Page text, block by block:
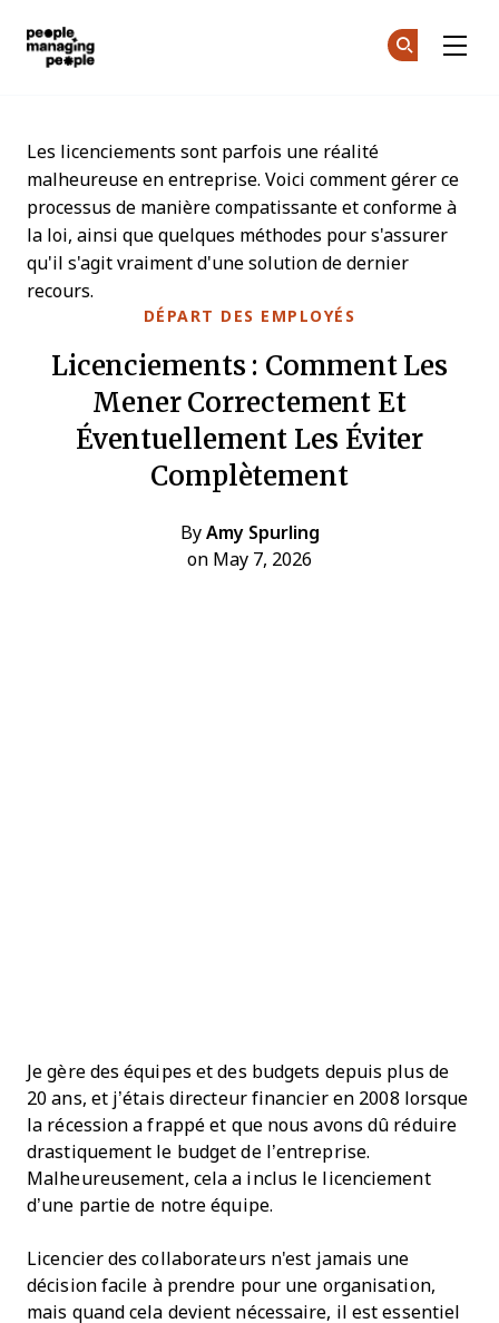
DÉPART DES EMPLOYÉS
Licenciements : Comment Les
Mener Correctement Et
Éventuellement Les Éviter
Complètement
By Amy Spurling
on May 7, 2026
Les licenciements sont parfois une réalité
malheureuse en entreprise. Voici comment gérer ce
processus de manière compatissante et conforme à
la loi, ainsi que quelques méthodes pour s'assurer
qu'il s'agit vraiment d'une solution de dernier
recours.
Je gère des équipes et des budgets depuis plus de
20 ans, et j’étais directeur financier en 2008 lorsque
la récession a frappé et que nous avons dû réduire
drastiquement le budget de l’entreprise.
Malheureusement, cela a inclus le licenciement
d’une partie de notre équipe.
Licencier des collaborateurs n'est jamais une
décision facile à prendre pour une organisation,
mais quand cela devient nécessaire, il est essentiel